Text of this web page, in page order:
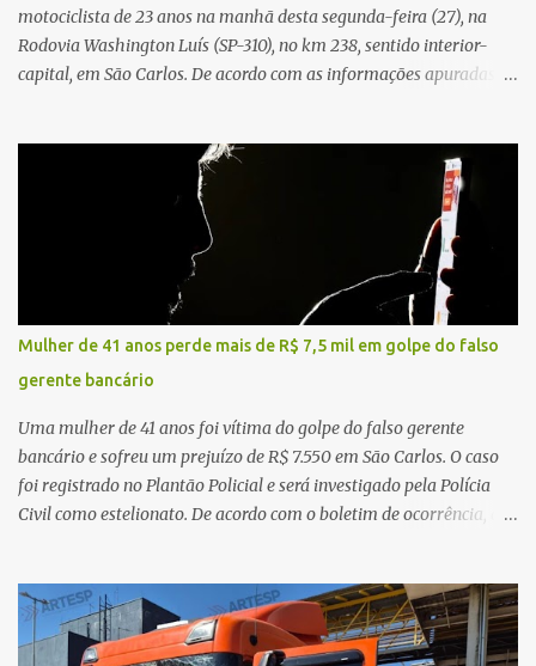
motociclista de 23 anos na manhã desta segunda-feira (27), na
Rodovia Washington Luís (SP-310), no km 238, sentido interior-
capital, em São Carlos. De acordo com as informações apuradas no
veículo, o trânsito estava lento e congestionado devido a obras
realizadas na rodovia, momento em que ocorreu o impacto. Com
a violência da colisão, o motociclista foi arremessado ao solo.
Testemunhas relataram que o capacete teria se desprendido
durante o acidente. O jovem sofreu ferimentos gravíssimos e
morreu ainda no local. Equipes de resgate e de atendimento da
concessionária responsável pela rodovia foram acionadas e
realizaram a sinalização da via, além de prestarem socorro à
vítima. No entanto, o óbito foi constatado ainda no local do
acidente. A Polícia Militar Rodoviária compareceu para o registro
da ocorrência...
Mulher de 41 anos perde mais de R$ 7,5 mil em golpe do falso
gerente bancário
Uma mulher de 41 anos foi vítima do golpe do falso gerente
bancário e sofreu um prejuízo de R$ 7.550 em São Carlos. O caso
foi registrado no Plantão Policial e será investigado pela Polícia
Civil como estelionato. De acordo com o boletim de ocorrência, a
suspeito alegou que seria necessário atualizar o cadastro da conta
e passou a orientar a vítima sobre os procedimentos que deveriam
ser realizados. Dias depois, o golpista enviou um documento em